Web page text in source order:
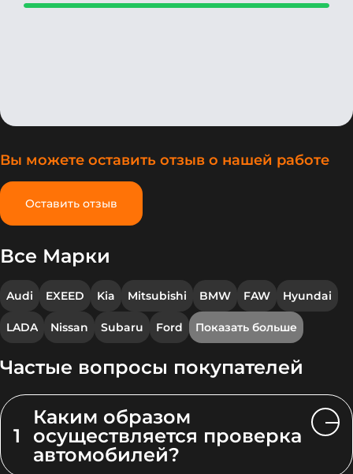
Вы можете оставить отзыв о нашей работе
Оставить отзыв
мазды, ниссана или корейцев, но все
Все Марки
Audi EXEED Kia Mitsubishi BMW FAW Hyundai
LADA Nissan Subaru Ford Показать больше
Частые вопросы покупателей
1
Каким образом
осуществляется проверка
автомобилей?